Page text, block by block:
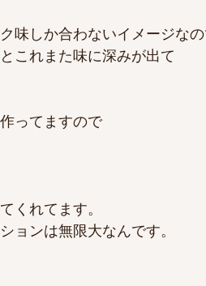
味しか合わないイメージな
これまた味に深みが出て
ってますので
くれてます。
ョンは無限大なんです。